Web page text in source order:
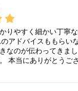
りやすく細かい丁寧
アドバイスももらい
なのが伝わってきま
本当にありがとうご